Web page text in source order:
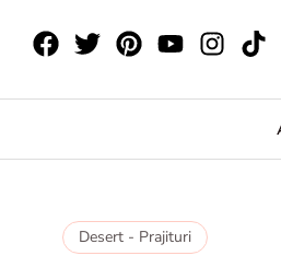
Desert - Prajituri